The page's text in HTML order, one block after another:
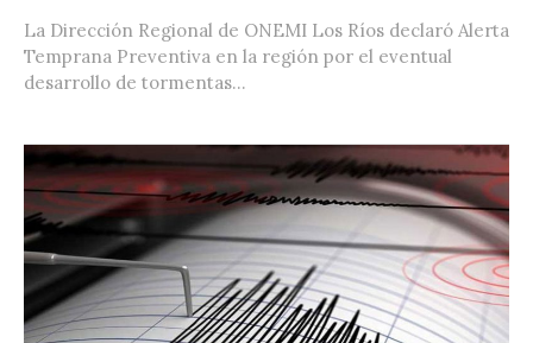
La Dirección Regional de ONEMI Los Ríos declaró Alerta
Temprana Preventiva en la región por el eventual
desarrollo de tormentas...